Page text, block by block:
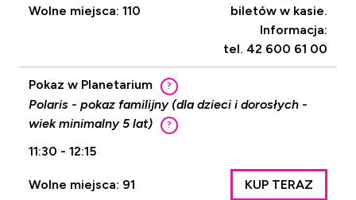
Wolne miejsca: 110
biletów w kasie.
Informacja:
tel. 42 600 61 00
Pokaz w Planetarium ?
Polaris - pokaz familijny (dla dzieci i dorosłych -
wiek minimalny 5 lat)
?
11:30 - 12:15
Wolne miejsca: 91 KUP TERAZ